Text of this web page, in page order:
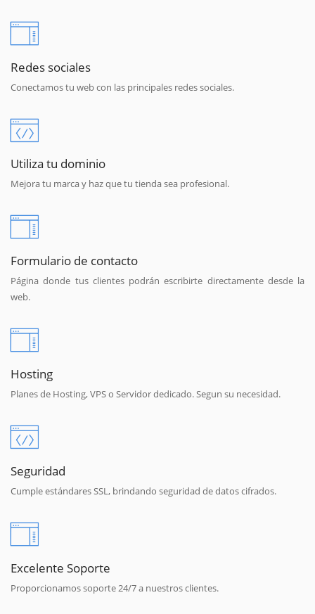
Redes sociales
Conectamos tu web con las principales redes sociales.
Utiliza tu dominio
Mejora tu marca y haz que tu tienda sea profesional.
Formulario de contacto
Página donde tus clientes podrán escribirte directamente desde la
web.
Hosting
Planes de Hosting, VPS o Servidor dedicado. Segun su necesidad.
Seguridad
Cumple estándares SSL, brindando seguridad de datos cifrados.
Excelente Soporte
Proporcionamos soporte 24/7 a nuestros clientes.